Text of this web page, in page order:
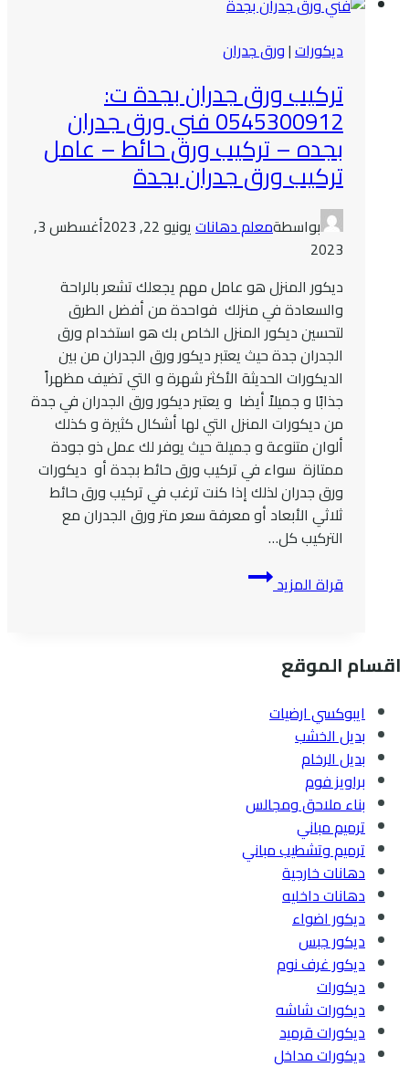
0545300912
جدران
ضد
الماء
جدة
–
جدران
جدة
ديكورات|ورق جدران
تركيب ورق جدران بجدة ت:
0545300912 فني ورق جدران
بجده – تركيب ورق حائط – عامل
تركيب ورق جدران بجدة
بواسطةمعلم دهاناتيونيو 22, 2023
أغسطس 3,
2023
ديكور المنزل هو عامل مهم يجعلك تشعر بالراحة
والسعادة في منزلك فواحدة من أفضل الطرق
لتحسين ديكور المنزل الخاص بك هو استخدام ورق
الجدران جدة حيث يعتبر ديكور ورق الجدران من بين
الديكورات الحديثة الأكثر شهرة و التي تضيف مظهراً
جذابًا و جميلاً أيضا و يعتبر ديكور ورق الجدران في جدة
من ديكورات المنزل التي لها أشكال كثيرة و كذلك
ألوان متنوعة و جميلة حيث يوفر لك عمل ذو جودة
ممتازة سواء في تركيب ورق حائط بجدة أو ديكورات
ورق جدران لذلك إذا كنت ترغب في تركيب ورق حائط
ثلاثي الأبعاد أو معرفة سعر متر ورق الجدران مع
التركيب كل…
قراة المزيدتركيب
ورق
فني
–
ورق
حائط
اقسام الموقع
ايبوكسي ارضيات
بديل الخشب
بديل الرخام
براويز فوم
بناء ملاحق ومجالس
ترميم مباني
ترميم وتشطيب مباني
دهانات خارجية
دهانات داخليه
ديكور اضواء
ديكور جبس
ديكور غرف نوم
ديكورات
ديكورات شاشه
ديكورات قرميد
ديكورات مداخل